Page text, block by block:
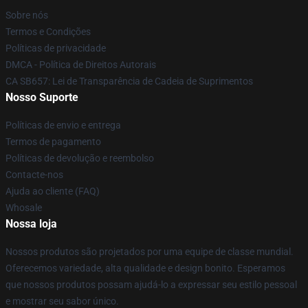
Sobre nós
Termos e Condições
Políticas de privacidade
DMCA - Política de Direitos Autorais
CA SB657: Lei de Transparência de Cadeia de Suprimentos
Nosso Suporte
Políticas de envio e entrega
Termos de pagamento
Políticas de devolução e reembolso
Contacte-nos
Ajuda ao cliente (FAQ)
Whosale
Nossa loja
Nossos produtos são projetados por uma equipe de classe mundial.
Oferecemos variedade, alta qualidade e design bonito. Esperamos
que nossos produtos possam ajudá-lo a expressar seu estilo pessoal
e mostrar seu sabor único.